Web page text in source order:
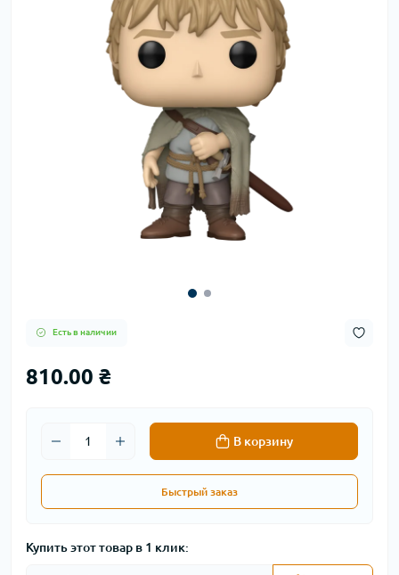
Есть в наличии
810.00 ₴
В корзину
Быстрый заказ
Купить этот товар в 1 клик: